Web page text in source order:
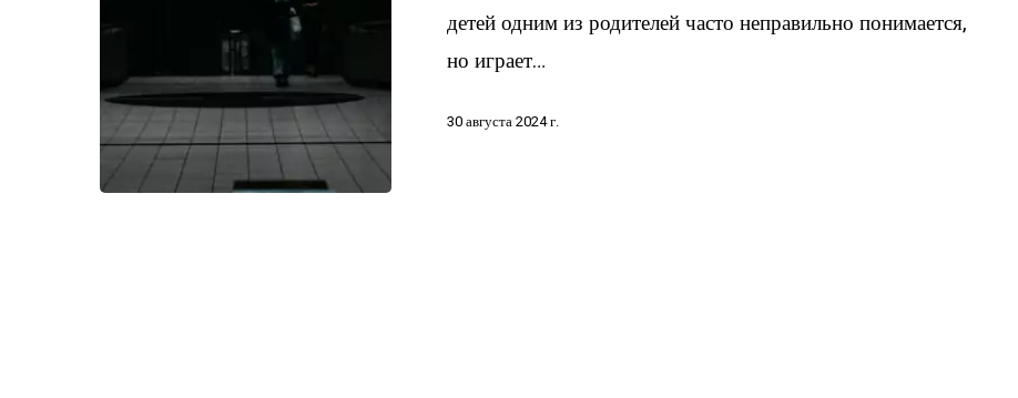
детей одним из родителей часто неправильно понимается,
но играет…
30 августа 2024 г.